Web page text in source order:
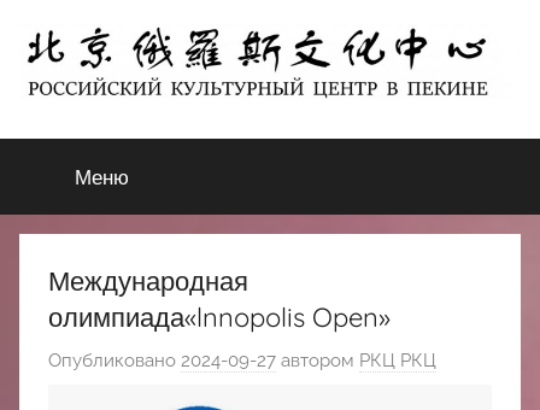
содержимому
北
京
俄
罗
斯
В
ПЕКИНЕ
Меню
Международная
олимпиада«lnnopolis Open»
Опубликовано 2024-09-27 автором РКЦ РКЦ